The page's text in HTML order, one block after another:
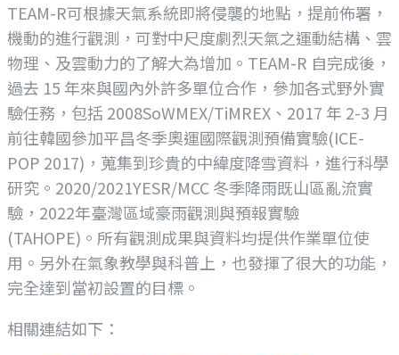
TEAM-R可根據天氣系統即將侵襲的地點，提前佈署，
機動的進行觀測，可對中尺度劇烈天氣之運動結構、雲
物理、及雲動力的了解大為增加。TEAM-R 自完成後，
過去 15 年來與國內外許多單位合作，參加各式野外實
驗任務，包括 2008SoWMEX/TiMREX、2017 年 2-3 月
前往韓國參加平昌冬季奧運國際觀測預備實驗(ICE-
POP 2017)，蒐集到珍貴的中緯度降雪資料，進行科學
研究。2020/2021YESR/MCC 冬季降雨既山區亂流實
驗，2022年臺灣區域豪雨觀測與預報實驗
(TAHOPE)。所有觀測成果與資料均提供作業單位使
用。另外在氣象教學與科普上，也發揮了很大的功能，
完全達到當初設置的目標。
相關連結如下：